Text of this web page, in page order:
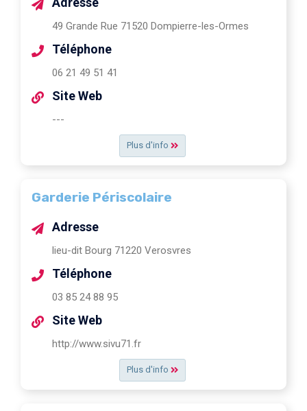
Plus d'info
49 Grande Rue 71520 Dompierre-les-Ormes
Téléphone
06 21 49 51 41
Site Web
---
Garderie Périscolaire
Plus d'info
Adresse
lieu-dit Bourg 71220 Verosvres
Téléphone
03 85 24 88 95
Site Web
http://www.sivu71.fr